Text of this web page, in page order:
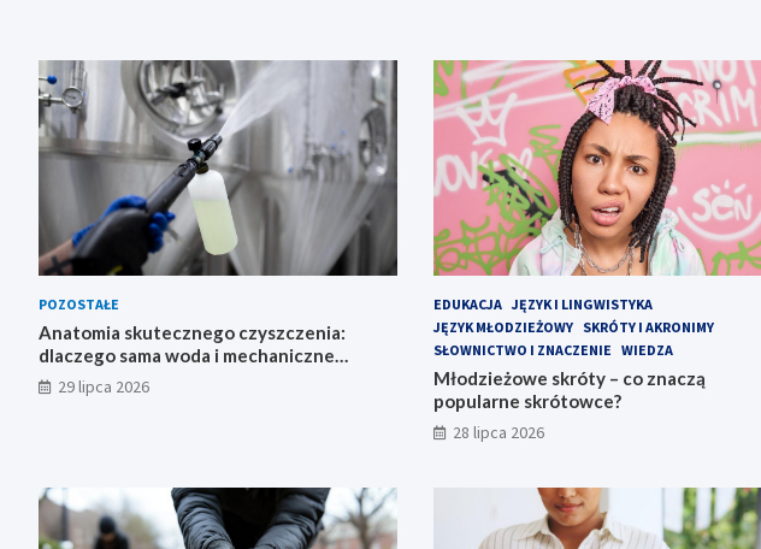
POZOSTAŁE
Anatomia skutecznego czyszczenia:
dlaczego sama woda i mechaniczne
szorowanie to za mało?
29 lipca 2026
EDUKACJA JĘZYK I LINGWISTYKA
JĘZYK MŁODZIEŻOWY
SKRÓTY I AKRONIMY
SŁOWNICTWO I ZNACZENIE WIEDZA
Młodzieżowe skróty – co znaczą
popularne skrótowce?
28 lipca 2026